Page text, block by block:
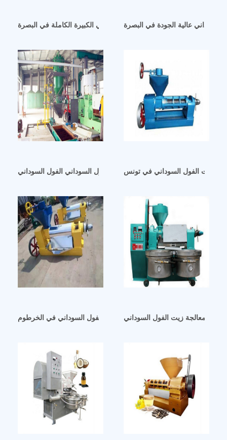
آلة معالجة زيت الفول السوداني الكبيرة الكاملة في البصرة
السوداني عالية الجودة في البصرة
السوداني في ليبيا آلة مطحنة زيت الفول السوداني الفول السوداني
زيت الفول السوداني في تونس
شركة تصنيع آلات طحن زيت الفول السوداني في الخرطوم
معالجة زيت الفول السوداني